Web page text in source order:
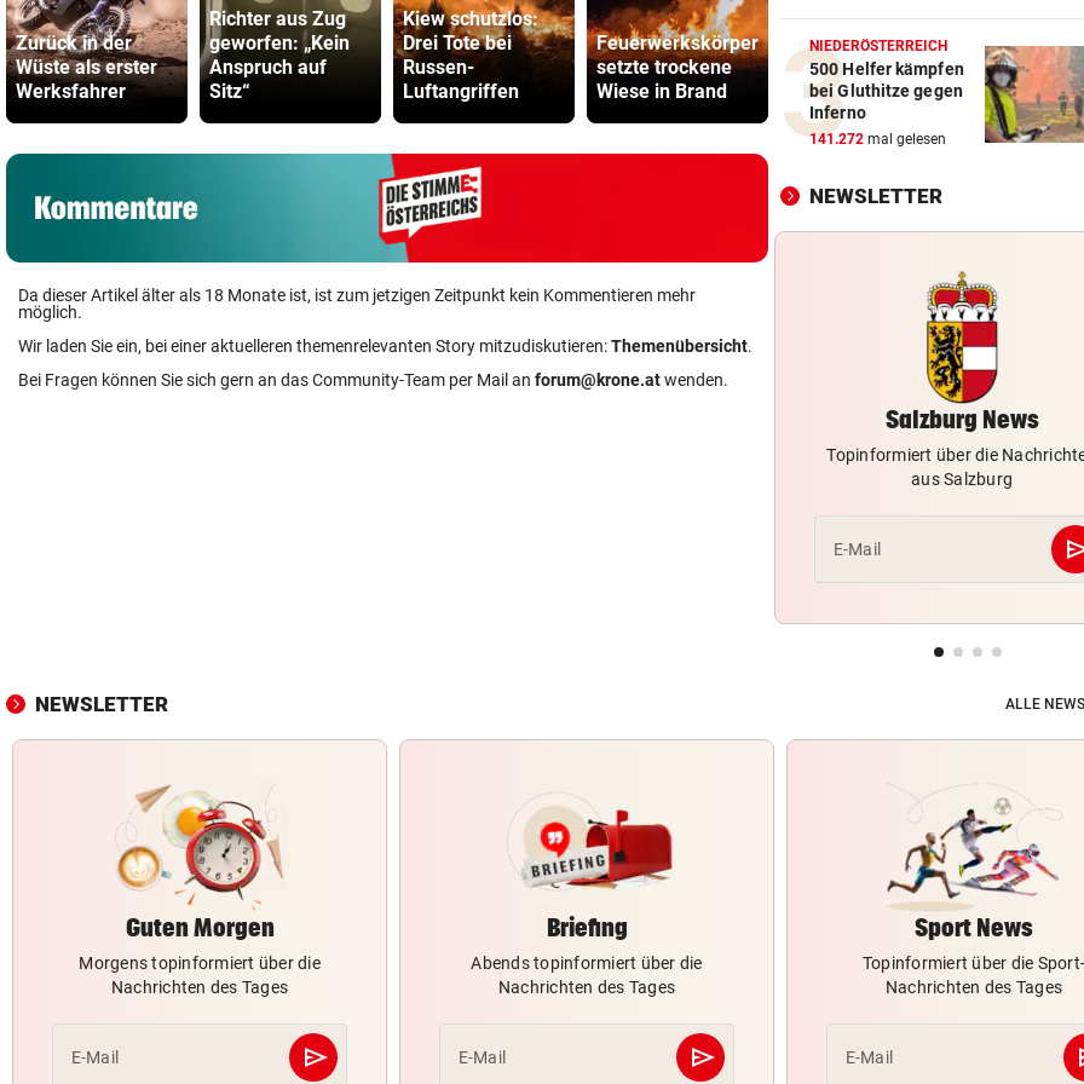
Zurück in der
Wüste als erster
Werksfahrer
Richter aus Zug
geworfen: „Kein
Anspruch auf
Sitz“
Kiew schutzlos:
Drei Tote bei
Russen-
Luftangriffen
Feuerwerkskörper
setzte trockene
Wiese in Brand
Kinder, Kinder:
Freude und Arbeit
Bub (4)
(72)
und
Da dieser Artikel älter als 18 Monate ist, ist zum jetzigen Zeitpunkt kein Kommentieren mehr
möglich.
Wir laden Sie ein, bei einer aktuelleren themenrelevanten Story mitzudiskutieren:Themenübersicht.
Bei Fragen können Sie sich gern an das Community-Team per Mail an forum@krone.atwenden.
Einbruch bei Wasserrettung:
sind fassungslos“
SALZBURGER FESTSPIELE vor
Mozarts herrlich kühne
SO SIEHT MAN SIE GUT
Wo Sternschnuppen auf
Sonnenfinsternis treffen
„WERMUTSTROPFEN“
Verletzter Salzburg-Kicker:
Diagnose ist da!
NIEDERÖSTERREICH
500 Helfer kämpfen
bei Gluthitze gegen
Inferno
141.272 mal gelesen
NEWSLETTER
Salzburg News
Topinformiert über die
aus Salzburg
E-Mail
NEWSLETTER ALLE
Guten Morgen
Morgens topinformiert über die
Nachrichten des Tages
E-Mail send
Abschicken
Briefing
Abends topinformiert über die
Nachrichten des Tages
E-Mail send
Abschicken
Sport News
Topinformiert über die Sport-
Nachrichten des Tages
E-Mail